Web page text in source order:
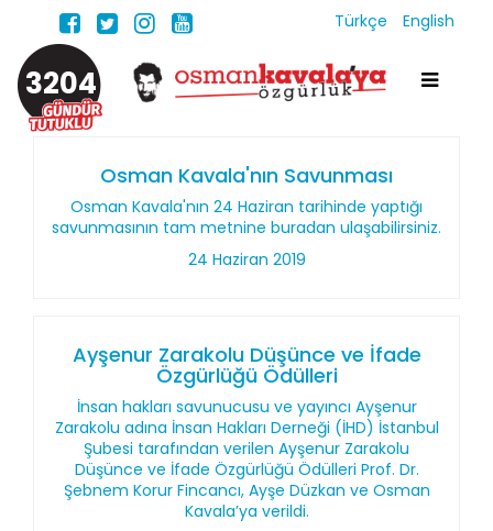
Türkçe English
3204
Osman Kavala'nın Savunması
Osman Kavala'nın 24 Haziran tarihinde yaptığı
savunmasının tam metnine buradan ulaşabilirsiniz.
24 Haziran 2019
Ayşenur Zarakolu Düşünce ve İfade
Özgürlüğü Ödülleri
İnsan hakları savunucusu ve yayıncı Ayşenur
Zarakolu adına İnsan Hakları Derneği (İHD) İstanbul
Şubesi tarafından verilen Ayşenur Zarakolu
Düşünce ve İfade Özgürlüğü Ödülleri Prof. Dr.
Şebnem Korur Fincancı, Ayşe Düzkan ve Osman
Kavala’ya verildi.